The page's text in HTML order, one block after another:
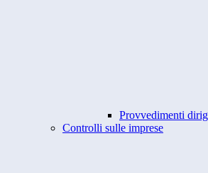
Provvedimenti
Controlli sulle imprese